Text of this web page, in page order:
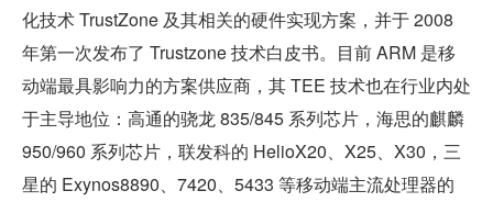
化技术 TrustZone 及其相关的硬件实现方案，并于 2008
年第一次发布了 Trustzone 技术白皮书。目前 ARM 是移
动端最具影响力的方案供应商，其 TEE 技术也在行业内处
于主导地位：高通的骁龙 835/845 系列芯片，海思的麒麟
950/960 系列芯片，联发科的 HelioX20、X25、X30，三
星的 Exynos8890、7420、5433 等移动端主流处理器的